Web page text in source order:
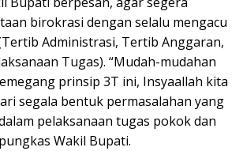
birokrasi dengan selalu mengacu
Administrasi, Tertib Anggaran,
Tugas). “Mudah-mudahan
prinsip 3T ini, Insyaallah kita
segala bentuk permasalahan yang
pelaksanaan tugas pokok dan
Wakil Bupati.